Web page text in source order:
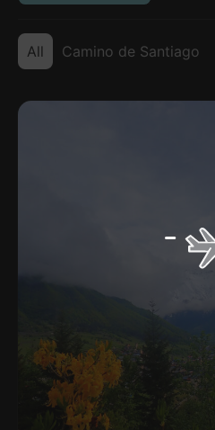
All Camino de Santiago